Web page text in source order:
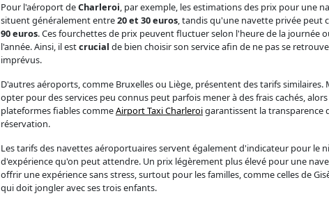
Pour l'aéroport deCharleroi, par exemple, les estimations des prix pour une
situent généralement entre20 et 30 euros, tandis qu'une navette privée peut
90 euros. Ces fourchettes de prix peuvent fluctuer selon l'heure de la journée
l'année. Ainsi, il estcrucial de bien choisir son service afin de ne pas se
imprévus.
D'autres aéroports, comme Bruxelles ou Liège, présentent des tarifs similaires.
opter pour des services peu connus peut parfois mener à des frais cachés,
plateformes fiables commeAirport Taxi Charleroigarantissent la transparence
réservation.
Les tarifs des navettes aéroportuaires servent également d'indicateur pour le
d'expérience qu'on peut attendre. Un prix légèrement plus élevé pour une
offrir une expérience sans stress, surtout pour les familles, comme celles de
qui doit jongler avec ses trois enfants.